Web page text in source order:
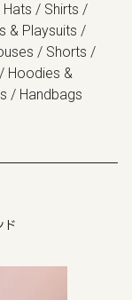
/ Shirts /
& Playsuits /
/ Shorts /
Hoodies &
/ Handbags
ド